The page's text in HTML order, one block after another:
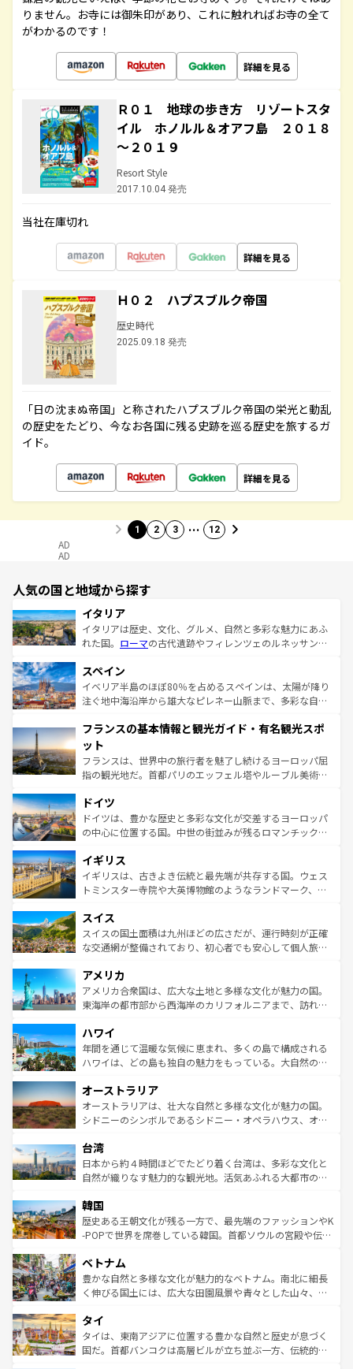
りません。お寺には御朱印があり、これに触れればお寺の全て
がわかるのです！
詳細を見る
Ｒ０１ 地球の歩き方 リゾートスタ
イル ホノルル＆オアフ島 ２０１８
～２０１９
Resort Style
2017.10.04 発売
当社在庫切れ
詳細を見る
Ｈ０２ ハプスブルク帝国
歴史時代
2025.09.18 発売
「日の沈まぬ帝国」と称されたハプスブルク帝国の栄光と動乱
の歴史をたどり、今なお各国に残る史跡を巡る歴史を旅するガ
イド。
詳細を見る
1 2 3 … 12
AD
AD
人気の国と地域から探す
イタリア
イタリアは歴史、文化、グルメ、自然と多彩な魅力にあふ
れた国。 ローマの古代遺跡やフィレンツェのルネッサンス
ろん、トスカーナの美しい田園風景やアマルフィ海岸の絶
景など、自然景観も見逃せない。観光の合間には、本場の
ピザやパスタなど、絶品のイタリア料理を堪能することも
ませてくれるイタリアで、忘れられない旅をしてみよう！
なお、新着のイタリア情報は
しい。
スペイン
イベリア半島のほぼ80％を占めるスペインは、太陽が降り
注ぐ地中海沿岸から雄大なピレネー山脈まで、多彩な自然
文化が根付くこの国では、情熱的なフラメンコ、熱気あふ
れる闘牛、そして美味しいタパスが生活の一部となってい
る。首都マドリードの洗練された雰囲気や、バルセロナの
アートに溢れた街角から、地方では古代ローマ遺跡や中世
せる。地方によって風土や気候が異なるスペインはその個
性で訪れる人を魅了する。 なお、新着のスペイン情報は コ
ンテンツ一覧を参照してほしい。
フランスの基本情報と観光ガイド・有名観光スポ
ット
フランスは、世界中の旅行者を魅了し続けるヨーロッパ屈
指の観光地だ。首都パリのエッフェル塔やルーブル美術館
で、幅広い魅力が詰まっている。華麗な宮殿、歴史的な大
聖堂、美しいビーチ、そして豊かな自然が、訪れる者を心
から魅了する。また、フランスは美食の国としても知ら
いる。シャンパンの発祥地であるランス、プロヴァンスの
香り高いラベンダー畑など、多彩な楽しみ方が可能だ。さ
らに、パリ以外の地域にも魅力が溢れており、どの街角に
れる地方に足を運ぶとそれぞれで全く異なる文化を体験で
きるだろう。 なお、新着のフランス情報はコンテンツ一覧
を参照してほしい。
ドイツ
ドイツは、豊かな歴史と多彩な文化が交差するヨーロッパ
の中心に位置する国。中世の街並みが残るロマンチック街
顔を持つこの国は、どこを歩いても飽きることがない。ベ
ルリンの文化的活気、バイエルン州のアルプスの絶景、そ
してライン川沿いのワイン畑といった風景は必見。ビール
は、お酒好きな人にはぜひ体験してほしい。 なお、新着の
ドイツ情報はコンテンツ一覧を参照してほしい。
イギリス
イギリスは、古きよき伝統と最先端が共存する国。ウェス
トミンスター寺院や大英博物館のようなランドマーク、歴
リアごとに異なる魅力がある。また、優雅なアフタヌーン
ティー、ビール好きにはたまらない英国パブ、サッカー観
戦など、本場だからこそできる体験も豊富。イギリスを旅
ンツ一覧を参照してほしい。
スイス
スイスの国土面積は九州ほどの広さだが、運行時刻が正確
な交通網が整備されており、初心者でも安心して個人旅行
の建物がそのまま残る町や、スイスならではのユニークな
博物館もあり、アルプス観光だけでなく町歩きも満喫する
ことができる。国民の所得が高いため物価も高いが、旅行
ば市内交通費無料で観光を楽しむこともできる。 なお、新
着のスイス情報はコンテンツ一覧 を参照してほしい。
アメリカ
アメリカ合衆国は、広大な土地と多様な文化が魅力の国。
東海岸の都市部から西海岸のカリフォルニアまで、訪れる
のような巨大都市は、観光、ショッピング、エンターテイ
ンメントが詰まった刺激的なスポットだ。一方、アメリカ
西部には大自然が広がり、グランドキャニオンやイエロー
部のニューオーリンズでは、音楽と美食が融合した独特の
文化が魅力。旅行者はアメリカの各地域で異なる魅力を楽
しみながら、その多様性と豊かな歴史を感じることができ
ならではの贅沢な旅のスタイルだ。 なお、新着のアメリカ
情報はコンテンツ一覧を参照してほしい。
ハワイ
年間を通じて温暖な気候に恵まれ、多くの島で構成される
ハワイは、どの島も独自の魅力をもっている。大自然の神
ワイ島は見逃せない。また、定番の観光地といえばオアフ
島だが、静かな自然を求めるならマウイ島やカウアイ島が
おすすめ。エメラルドグリーンに輝く海をはじめ、豊かな
れるおもてなしの心で訪れる人々を迎えてくれるハワイの
人々、おいしいローカルフードやハワイアンミュージッ
ク、伝統的なフラダンスなど、すべてがハワイの魅力を彩
ワイを、存分に味わってほしい。 なお、新着のハワイ情報
はコンテンツ一覧を参照してほしい。
オーストラリア
オーストラリアは、壮大な自然と多様な文化が魅力の国。
シドニーのシンボルであるシドニー・オペラハウス、オー
リアリーフや大陸中央部にそびえるウルル（エアーズロッ
ク）、タスマニアの美しい原生林やケアンズの熱帯雨林な
ど、見どころがたくさん。また、カフェやワイン、オージ
いる。アクティビティも充実しており、サーフィンやダイ
ビング、ハイキングなど、アウトドア好きにはたまらな
い。オーストラリアの多彩な魅力を存分に味わいつくそ
参照してほしい。
台湾
日本から約４時間ほどでたどり着く台湾は、多彩な文化と
自然が織りなす魅力的な観光地。活気あふれる大都市の台
ン）、静ひつな山岳地帯である台湾東部など、都市の喧騒
と山間の静けさが共存しており、訪れる人に新しい発見と
驚きをもたらしてくれる。また、奥深い台湾の食文化も魅
容にもいいと評判のスイーツなど、バラエティ豊かな料理
が味わえる。 なお、新着の台湾情報は コンテンツ一覧を参
照してほしい。
韓国
歴史ある王朝文化が残る一方で、最先端のファッションやK
-POPで世界を席巻している韓国。首都ソウルの宮殿や伝統
き、地方に足を延ばせば四季折々の自然美を楽しむことが
できる。そして、キムチや焼肉、絶品のストリートフード
まで、さまざまな韓国料理が待っている。夜には、韓国な
リティに包まれながら、韓国の多彩な魅力を心ゆくまで味
わってみてほしい。 なお、新着の韓国情報はコンテンツ一
覧を参照してほしい。
ベトナム
豊かな自然と多様な文化が魅力的なベトナム。南北に細長
く伸びる国土には、広大な田園風景や青々とした山々、世
急速な発展と共に伝統が息づく。ハノイの古い町並みやホ
ーチミン市のフランス統治時代の建物も、独特の雰囲気を
醸し出している。また、バラエティの豊かさとおいしさで
タイ
タイは、東南アジアに位置する豊かな自然と歴史が息づく
国だ。首都バンコクは高層ビルが立ち並ぶ一方、伝統的な